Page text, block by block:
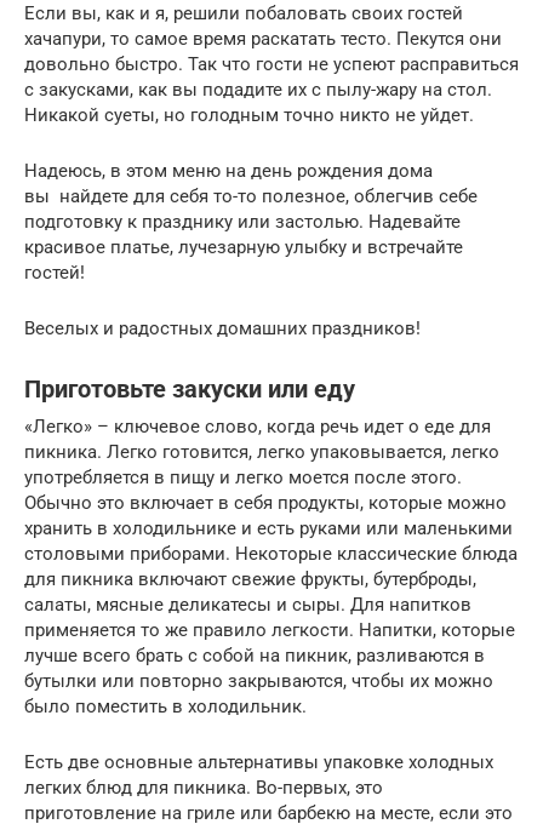
Если вы, как и я, решили побаловать своих гостей
хачапури, то самое время раскатать тесто. Пекутся они
довольно быстро. Так что гости не успеют расправиться
с закусками, как вы подадите их с пылу-жару на стол.
Никакой суеты, но голодным точно никто не уйдет.
Надеюсь, в этом меню на день рождения дома
вы найдете для себя то-то полезное, облегчив себе
подготовку к празднику или застолью. Надевайте
красивое платье, лучезарную улыбку и встречайте
гостей!
Веселых и радостных домашних праздников!
Приготовьте закуски или еду
«Легко» – ключевое слово, когда речь идет о еде для
пикника. Легко готовится, легко упаковывается, легко
употребляется в пищу и легко моется после этого.
Обычно это включает в себя продукты, которые можно
хранить в холодильнике и есть руками или маленькими
столовыми приборами. Некоторые классические блюда
для пикника включают свежие фрукты, бутерброды,
салаты, мясные деликатесы и сыры. Для напитков
применяется то же правило легкости. Напитки, которые
лучше всего брать с собой на пикник, разливаются в
бутылки или повторно закрываются, чтобы их можно
было поместить в холодильник.
Есть две основные альтернативы упаковке холодных
легких блюд для пикника. Во-первых, это
приготовление на гриле или барбекю на месте, если это